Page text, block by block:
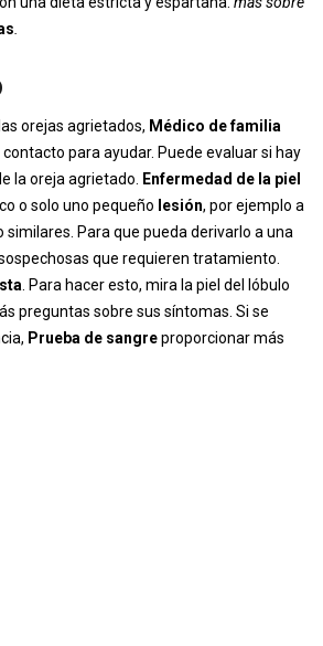
orejas agrietados, Médico de familia
para ayudar. Puede evaluar si hay
la oreja agrietado.
Enfermedad de la piel
o solo uno pequeño lesión, por ejemplo a
Para que pueda derivarlo a una
que requieren tratamiento.
. Para hacer esto, mira la piel del lóbulo
preguntas sobre sus síntomas. Si se
Prueba de sangreproporcionar más